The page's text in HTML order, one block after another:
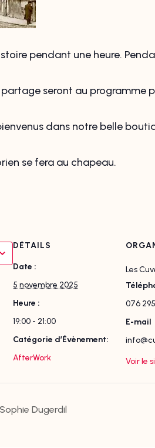
pendant une heure.
seront au programme
dans notre belle
se fera au chapeau.
DÉTAILS
Date :
5 novembre 2025
Heure :
19:00 - 21:00
Catégorie d’Évènement:
AfterWork
Les
076
E-mail
Voir le
Dugerdil